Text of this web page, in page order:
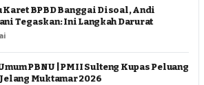
Karet BPBD Banggai Disoal, Andi
Tegaskan: Ini Langkah Darurat
PBNU | PMII Sulteng Kupas Peluang
Muktamar 2026